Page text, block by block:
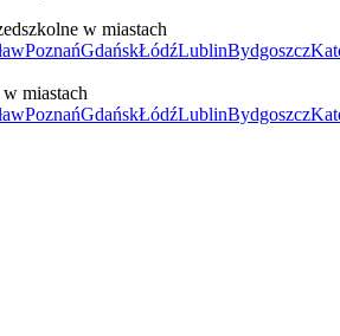
w miastach
PoznańGdańskŁódźLublinBydgoszcz
miastach
PoznańGdańskŁódźLublinBydgoszcz